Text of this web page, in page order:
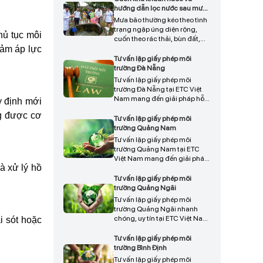
tục môi
áp lực
định mới
được cơ
xử lý hồ
sót hoặc
chốt để bảo vệ môi trường,
nâng cao chất lượng nông
nghiệp, và đảm bảo phát triển
bền vững trong dài hạn.
hướng dẫn lọc nước sau mưa
bão
Mưa bão thường kéo theo tình
trạng ngập úng diện rộng,
cuốn theo rác thải, bùn đất,
tác nhân gây ô nhiễm khác
vào nguồn nước.
Tư vấn lập giấy phép môi
trường Đà Nẵng
Tư vấn lập giấy phép môi
trường Đà Nẵng tại ETC Việt
Nam mang đến giải pháp hỗ
hồ sơ nhanh chóng, đúng quy
định pháp luật, đảm bảo đầy
đủ thủ tục pháp lý và hạn chế
rủi ro trong quá trình thẩm
định, liên hệ ngay để được tư
vấn chi tiết và triển khai phù
hợp.
Tư vấn lập giấy phép môi
trường Quảng Nam
Tư vấn lập giấy phép môi
trường Quảng Nam tại ETC
Việt Nam mang đến giải pháp
hồ sơ đầy đủ, đúng quy định
pháp luật, đảm bảo quá trình
thẩm định diễn ra thuận lợi và
nhanh chóng, giúp tối ưu thời
gian và hạn chế rủi ro pháp lý,
liên hệ ngay để được tư vấn
chi tiết.
Tư vấn lập giấy phép môi
trường Quảng Ngãi
Tư vấn lập giấy phép môi
trường Quảng Ngãi nhanh
chóng, uy tín tại ETC Việt Nam
hoàn thiện hồ sơ đúng quy
định, rút ngắn thời gian xử lý
và đảm bảo tính pháp lý chặt
Tư vấn lập giấy phép môi
trường Bình Định
Tư vấn lập giấy phép môi